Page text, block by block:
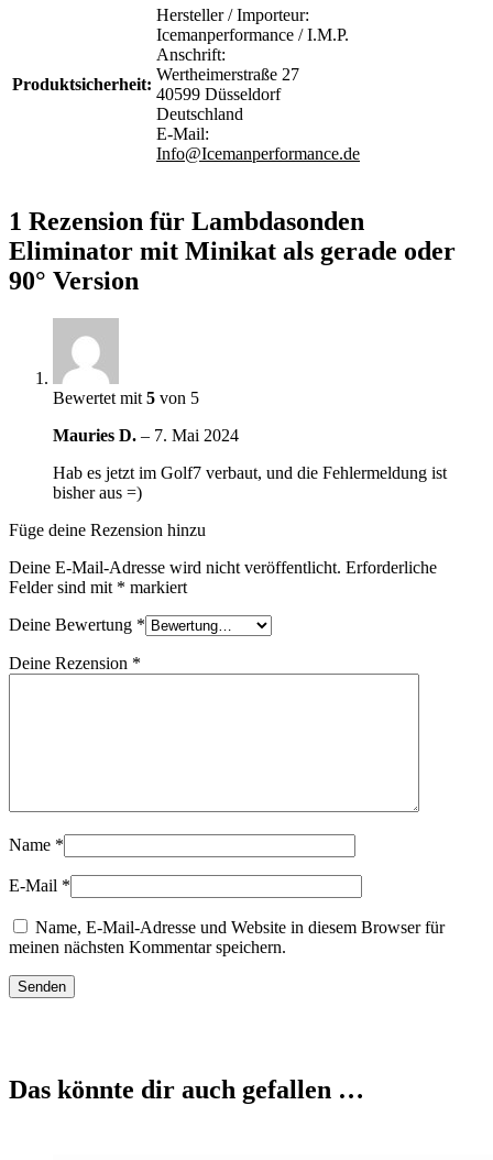
Produktsicherheit:
Hersteller / Importeur:
Icemanperformance / I.M.P.
Anschrift:
Wertheimerstraße 27
40599 Düsseldorf
Deutschland
E-Mail:
Info@Icemanperformance.de
1 Rezension für Lambdasonden
Eliminator mit Minikat als gerade oder
90° Version
Bewertet mit 5 von 5
Mauries D. – 7. Mai 2024
Hab es jetzt im Golf7 verbaut, und die Fehlermeldung ist
bisher aus =)
Füge deine Rezension hinzu
Deine E-Mail-Adresse wird nicht veröffentlicht. Erforderliche
Felder sind mit * markiert
Deine Bewertung *
Deine Rezension *
Name *
E-Mail *
Name, E-Mail-Adresse und Website in diesem Browser für
meinen nächsten Kommentar speichern.
Das könnte dir auch gefallen …